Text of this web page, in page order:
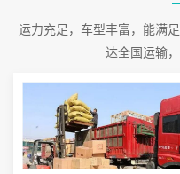
运力充足，车型丰富，能满
达全国运输